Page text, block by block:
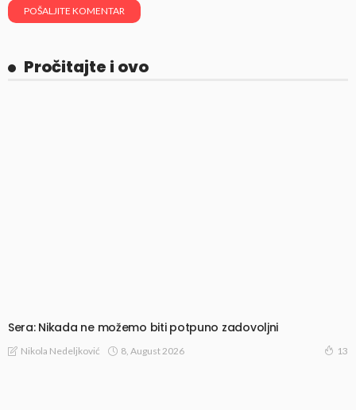
Pročitajte i ovo
Sera: Nikada ne možemo biti potpuno zadovoljni
Nikola Nedeljković 8, August 2026 13